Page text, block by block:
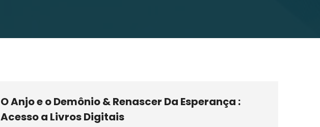
O Anjo e o Demônio & Renascer Da Esperança :
Acesso a Livros Digitais